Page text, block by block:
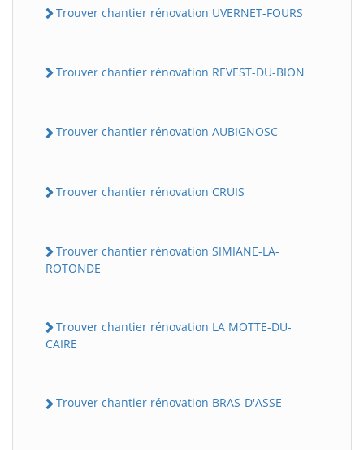
Trouver chantier rénovation UVERNET-FOURS
Trouver chantier rénovation REVEST-DU-BION
Trouver chantier rénovation AUBIGNOSC
Trouver chantier rénovation CRUIS
Trouver chantier rénovation SIMIANE-LA-
ROTONDE
Trouver chantier rénovation LA MOTTE-DU-
CAIRE
Trouver chantier rénovation BRAS-D'ASSE